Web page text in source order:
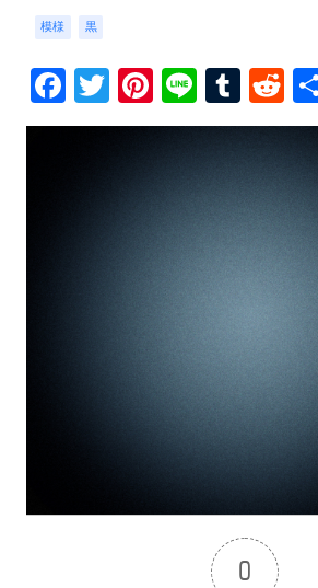
模様 黒
Facebook
Twitter
Pinterest
Line
0